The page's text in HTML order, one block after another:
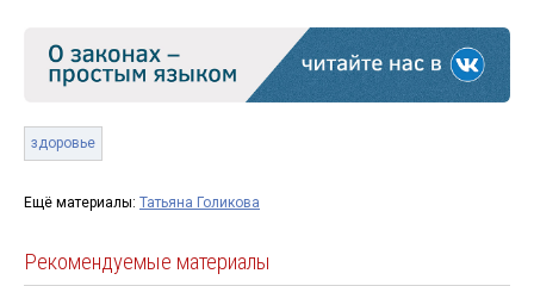
здоровье
Ещё материалы: Татьяна Голикова
Рекомендуемые материалы